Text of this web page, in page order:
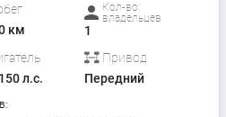
км
Кол-во
владельцев
1
л.с.
Привод
Передний